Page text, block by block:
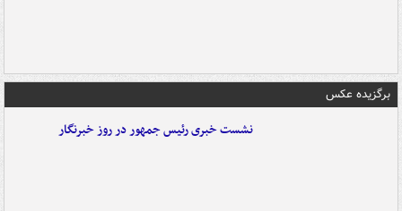
برگزیده عکس
نشست خبری رئیس جمهور در روز خبرنگار